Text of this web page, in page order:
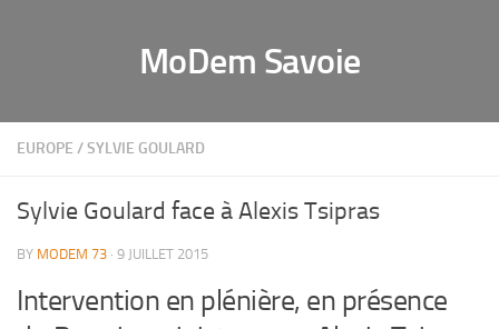
MoDem Savoie
EUROPE /SYLVIE GOULARD
Sylvie Goulard face à Alexis Tsipras
BY MODEM 73 · 9 JUILLET 2015
Intervention en plénière, en présence